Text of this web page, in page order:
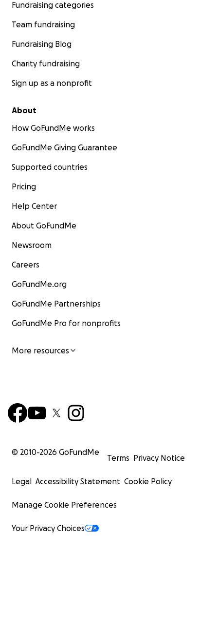
Fundraising categories
Team fundraising
Fundraising Blog
Charity fundraising
Sign up as a nonprofit
About
How GoFundMe works
GoFundMe Giving Guarantee
Supported countries
Pricing
Help Center
About GoFundMe
Newsroom
Careers
GoFundMe.org
GoFundMe Partnerships
GoFundMe Pro for nonprofits
More resources
© 2010-2026 GoFundMe
Terms Privacy Notice
Legal Accessibility Statement Cookie Policy
Manage Cookie Preferences
Your Privacy Choices